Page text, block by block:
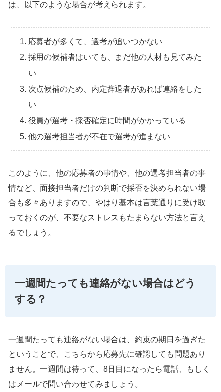
は、以下のような場合が考えられます。
応募者が多くて、選考が追いつかない
採用の候補者はいても、まだ他の人材も見てみた
い
次点候補のため、内定辞退者があれば連絡をした
い
役員が選考・採否確定に時間がかかっている
他の選考担当者が不在で選考が進まない
このように、他の応募者の事情や、他の選考担当者の事
情など、面接担当者だけの判断で採否を決められない場
合も多々ありますので、やはり基本は言葉通りに受け取
っておくのが、不要なストレスもたまらない方法と言え
るでしょう。
一週間たっても連絡がない場合はどう
する？
一週間たっても連絡がない場合は、約束の期日を過ぎた
ということで、こちらから応募先に確認しても問題あり
ません。一週間は待って、8日目になったら電話、もしく
はメールで問い合わせてみましょう。